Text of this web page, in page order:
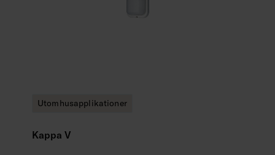
Utomhusapplikationer
Kappa V